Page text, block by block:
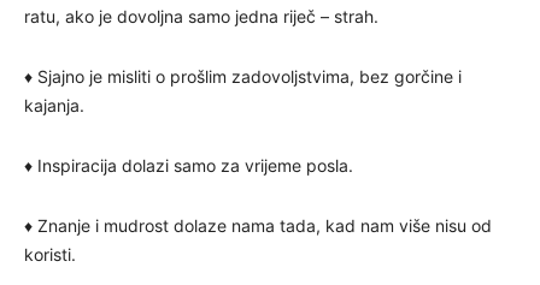
ratu, ako je dovoljna samo jedna riječ – strah.
♦ Sjajno je misliti o prošlim zadovoljstvima, bez gorčine i
kajanja.
♦ Inspiracija dolazi samo za vrijeme posla.
♦ Znanje i mudrost dolaze nama tada, kad nam više nisu od
koristi.